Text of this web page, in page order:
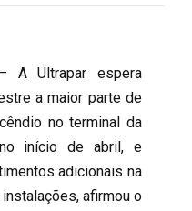
A Ultrapar espera
a maior parte de
no terminal da
início de abril, e
adicionais na
afirmou o